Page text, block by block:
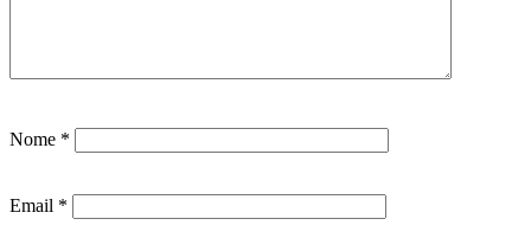
Nome *
Email *